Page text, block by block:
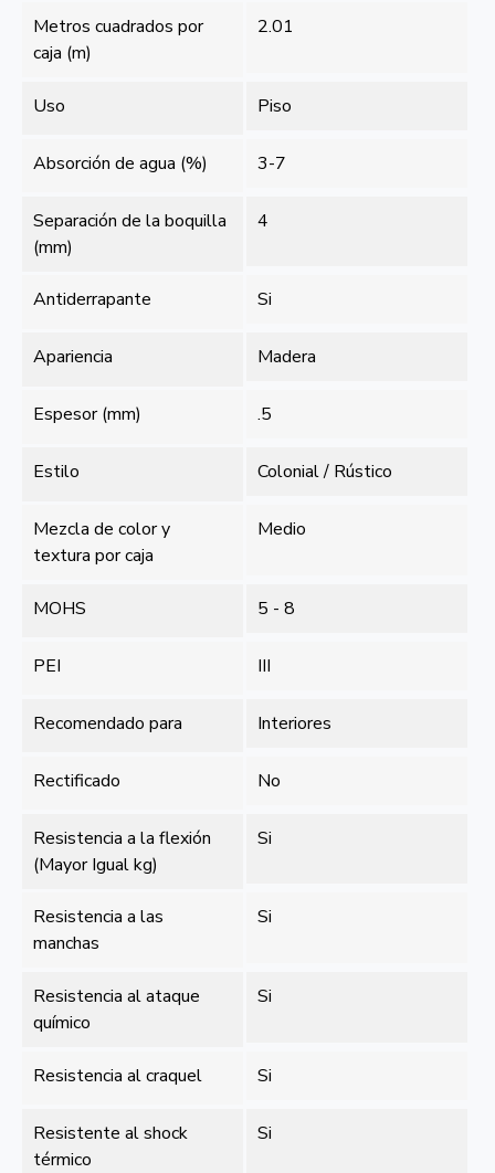
Metros cuadrados por
caja (m)
2.01
Uso Piso
Absorción de agua (%) 3-7
Separación de la boquilla
(mm)
4
Antiderrapante Si
Apariencia Madera
Espesor (mm) .5
Estilo Colonial / Rústico
Mezcla de color y
textura por caja
Medio
MOHS 5 - 8
PEI III
Recomendado para Interiores
Rectificado No
Resistencia a la flexión
(Mayor Igual kg)
Si
Resistencia a las
manchas
Si
Resistencia al ataque
químico
Si
Resistencia al craquel Si
Resistente al shock
térmico
Si